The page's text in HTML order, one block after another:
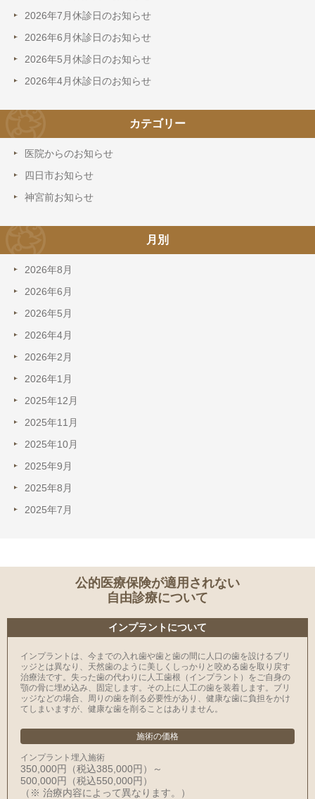
2026年7月休診日のお知らせ
2026年6月休診日のお知らせ
2026年5月休診日のお知らせ
2026年4月休診日のお知らせ
カテゴリー
医院からのお知らせ
四日市お知らせ
神宮前お知らせ
月別
2026年8月
2026年6月
2026年5月
2026年4月
2026年2月
2026年1月
2025年12月
2025年11月
2025年10月
2025年9月
2025年8月
2025年7月
公的医療保険が適用されない
自由診療について
インプラントについて
インプラントは、今までの入れ歯や歯と歯の間に人口の歯を設けるブリ
ッジとは異なり、天然歯のように美しくしっかりと咬める歯を取り戻す
治療法です。失った歯の代わりに人工歯根（インプラント）をご自身の
顎の骨に埋め込み、固定します。その上に人工の歯を装着します。ブリ
ッジなどの場合、周りの歯を削る必要性があり、健康な歯に負担をかけ
てしまいますが、健康な歯を削ることはありません。
施術の価格
インプラント埋入施術
350,000円（税込385,000円）～
500,000円（税込550,000円）
（※ 治療内容によって異なります。）